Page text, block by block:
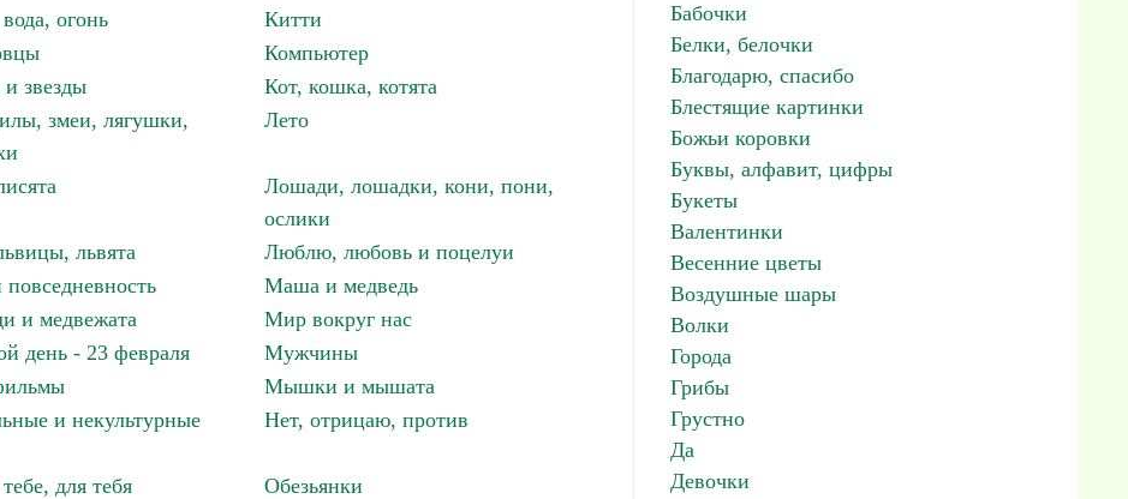
огонь
Китти
Компьютер
звезды
Кот, кошка, котята
змеи, лягушки,
Лето
Лошади, лошадки, кони, пони,
ослики
львята
Люблю, любовь и поцелуи
Маша и медведь
и медвежата
Мир вокруг нас
день - 23 февраля
Мужчины
Мышки и мышата
и некультурные Нет, отрицаю, против
для тебя
Обезьянки
Бабочки
Белки, белочки
Благодарю, спасибо
Блестящие картинки
Божьи коровки
Буквы, алфавит, цифры
Букеты
Валентинки
Весенние цветы
Воздушные шары
Волки
Города
Грибы
Грустно
Да
Девочки